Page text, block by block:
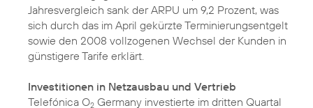
Jahresvergleich sank der ARPU um 9,2 Prozent, was
sich durch das im April gekürzte Terminierungsentgelt
sowie den 2008 vollzogenen Wechsel der Kunden in
günstigere Tarife erklärt.
Investitionen in Netzausbau und Vertrieb
Telefónica O2 Germany investierte im dritten Quartal